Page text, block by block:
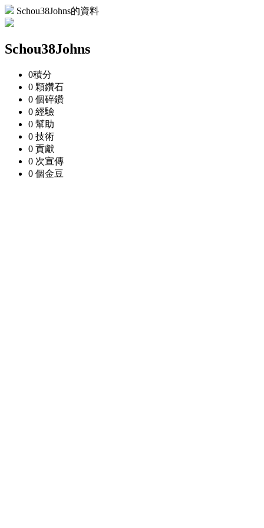
Schou38Johns的資料
Schou38Johns
0積分
0 顆鑽石
0 個碎鑽
0 經驗
0 幫助
0 技術
0 貢獻
0 次宣傳
0 個金豆